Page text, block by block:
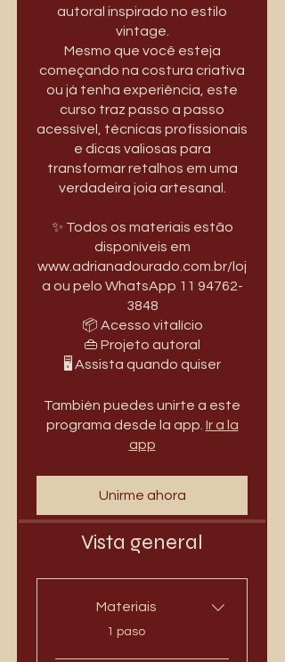
autoral inspirado no estilo
vintage.
Mesmo que você esteja
começando na costura criativa
ou já tenha experiência, este
curso traz passo a passo
acessível, técnicas profissionais
e dicas valiosas para
transformar retalhos em uma
verdadeira joia artesanal.
✨ Todos os materiais estão
disponíveis em
www.adrianadourado.com.br/loj
a ou pelo WhatsApp 11 94762-
3848
📦 Acesso vitalício
👜 Projeto autoral
🖥️ Assista quando quiser
También puedes unirte a este
programa desde la app. Ir a la
app
Unirme ahora
Vista general
Materiais
.
1 paso